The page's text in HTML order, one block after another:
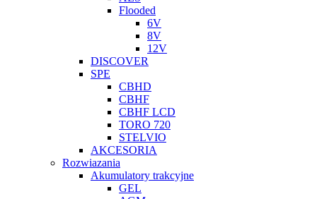
Flooded
6V
8V
12V
DISCOVER
SPE
CBHD
CBHF
CBHF LCD
TORO 720
STELVIO
AKCESORIA
Rozwiazania
Akumulatory trakcyjne
GEL